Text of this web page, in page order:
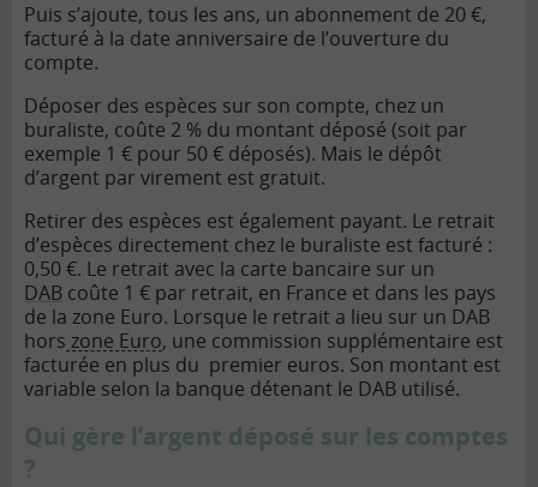
Puis s’ajoute, tous les ans, un abonnement de 20 €,
facturé à la date anniversaire de l’ouverture du
compte.
Déposer des espèces sur son compte, chez un
buraliste, coûte 2 % du montant déposé (soit par
exemple 1 € pour 50 € déposés). Mais le dépôt
d’argent par virement est gratuit.
Retirer des espèces est également payant. Le retrait
d’espèces directement chez le buraliste est facturé :
0,50 €. Le retrait avec la carte bancaire sur un
DAB coûte 1 € par retrait, en France et dans les pays
de la zone Euro. Lorsque le retrait a lieu sur un DAB
hors zone Euro, une commission supplémentaire est
facturée en plus du premier euros. Son montant est
variable selon la banque détenant le DAB utilisé.
Qui gère l’argent déposé sur les comptes
?